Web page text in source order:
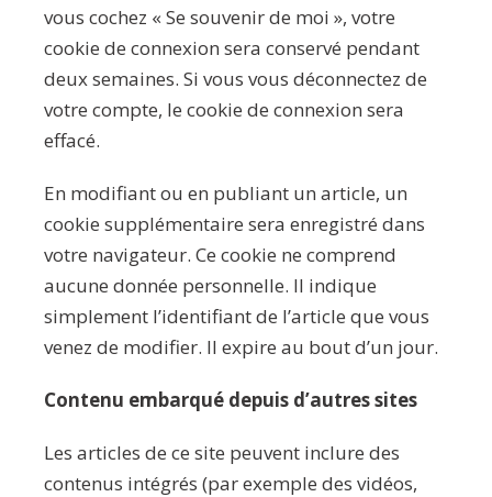
vous cochez « Se souvenir de moi », votre
cookie de connexion sera conservé pendant
deux semaines. Si vous vous déconnectez de
votre compte, le cookie de connexion sera
effacé.
En modifiant ou en publiant un article, un
cookie supplémentaire sera enregistré dans
votre navigateur. Ce cookie ne comprend
aucune donnée personnelle. Il indique
simplement l’identifiant de l’article que vous
venez de modifier. Il expire au bout d’un jour.
Contenu embarqué depuis d’autres sites
Les articles de ce site peuvent inclure des
contenus intégrés (par exemple des vidéos,